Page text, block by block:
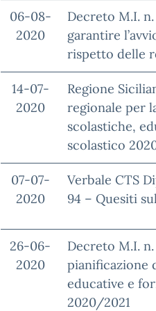
06-08-
2020
Decreto M.I.
garantire
rispetto delle
14-07-
2020
Regione
regionale per
scolastiche,
scolastico
07-07-
2020
Verbale CTS
94 – Quesiti
26-06-
2020
Decreto M.I.
pianificazione
educative e
2020/2021